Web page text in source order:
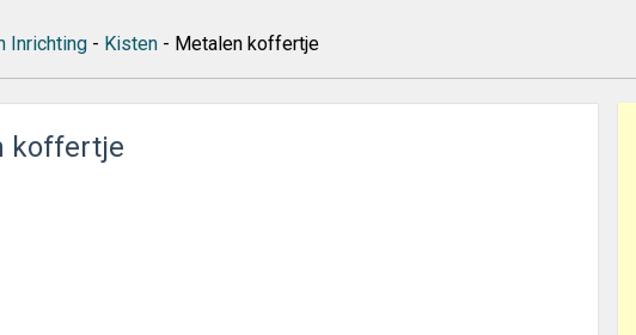
Inrichting- Kisten- Metalen koffertje
koffertje